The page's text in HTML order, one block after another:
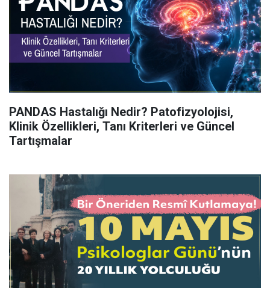
PANDAS Hastalığı Nedir? Patofizyolojisi,
Klinik Özellikleri, Tanı Kriterleri ve Güncel
Tartışmalar